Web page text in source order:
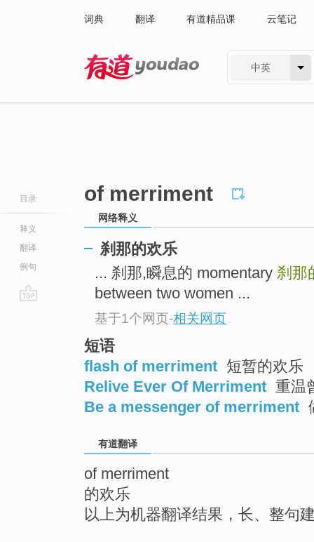
词典 翻译 有道精品课 云笔记
中英
目录
释义
翻译
例句
of merriment
网络释义
刹那的欢乐
... 刹那,瞬息的 momentary 刹那
between two women ...
基于1个网页-相关网页
短语
flash of merriment 短暂的欢乐
Relive Ever Of Merriment 重温
Be a messenger of merriment
有道翻译
of merriment
的欢乐
以上为机器翻译结果，长、整句